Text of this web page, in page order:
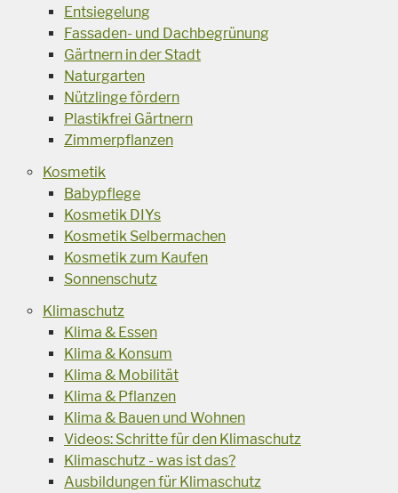
Entsiegelung
Fassaden- und Dachbegrünung
Gärtnern in der Stadt
Naturgarten
Nützlinge fördern
Plastikfrei Gärtnern
Zimmerpflanzen
Kosmetik
Babypflege
Kosmetik DIYs
Kosmetik Selbermachen
Kosmetik zum Kaufen
Sonnenschutz
Klimaschutz
Klima & Essen
Klima & Konsum
Klima & Mobilität
Klima & Pflanzen
Klima & Bauen und Wohnen
Videos: Schritte für den Klimaschutz
Klimaschutz - was ist das?
Ausbildungen für Klimaschutz